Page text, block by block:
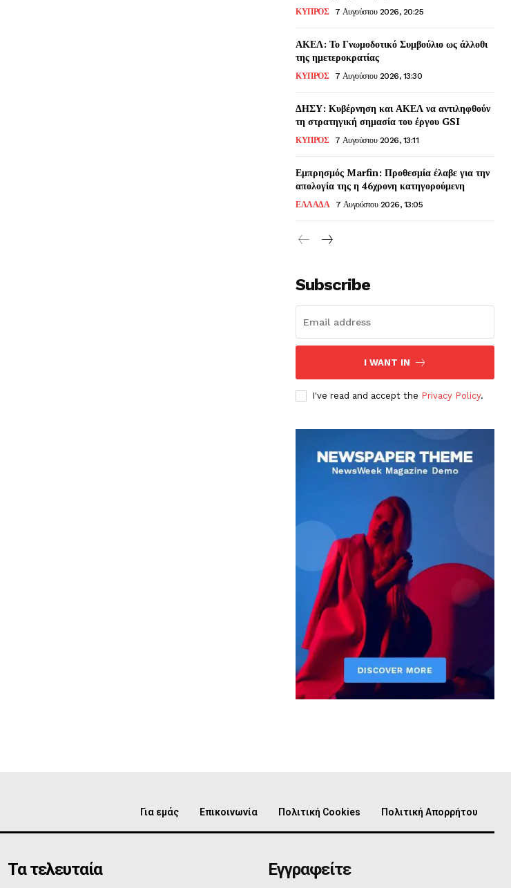
ΚΥΠΡΟΣ 7 Αυγούστου 2026, 20:25
ΑΚΕΛ: Το Γνωμοδοτικό Συμβούλιο ως άλλοθι
της ημετεροκρατίας
ΚΥΠΡΟΣ 7 Αυγούστου 2026, 13:30
ΔΗΣΥ: Κυβέρνηση και ΑΚΕΛ να αντιληφθούν
τη στρατηγική σημασία του έργου GSI
ΚΥΠΡΟΣ 7 Αυγούστου 2026, 13:11
Εμπρησμός Marfin: Προθεσμία έλαβε για την
απολογία της η 46χρονη κατηγορούμενη
ΕΛΛΑΔΑ 7 Αυγούστου 2026, 13:05
Subscribe
I WANT IN
I've read and accept the Privacy Policy.
Για εμάς Επικοινωνία Πολιτική Cookies Πολιτική Απορρήτου
Τα τελευταία Εγγραφείτε